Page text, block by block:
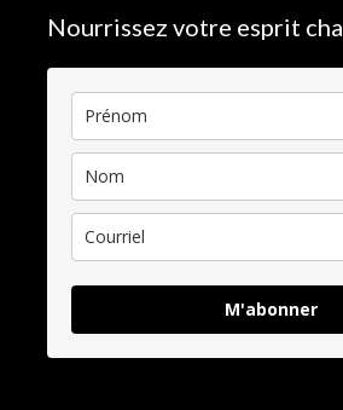
Nourrissez votre esprit
M'abonner